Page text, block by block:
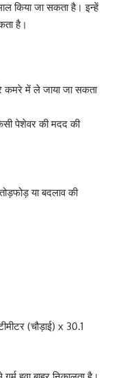
किया जा सकता है। इन्हें
है।
में ले जाया जा सकता
पेशेवर की मदद की
या बदलाव की
(चौड़ाई) x 30.1